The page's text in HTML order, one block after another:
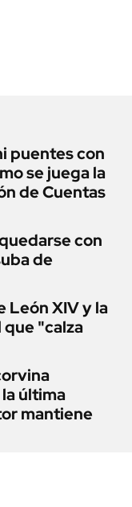
puentes con
se juega la
de Cuentas
con
de
León XIV y la
"calza
última
mantiene